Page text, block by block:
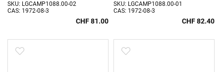
SKU: LGCAMP1088.00-02
CAS: 1972-08-3
CHF 81.00
SKU: LGCAMP1088.00-01
CAS: 1972-08-3
CHF 82.40